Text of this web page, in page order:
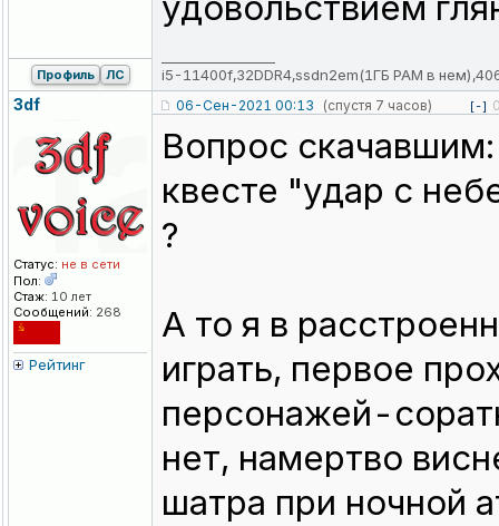
i5-11400f,32DDR4,ssdn2em(1ГБ РАМ в
Профиль ЛС
3df
Статус: не в сети
Пол:
Стаж: 10 лет
Сообщений: 268
Рейтинг
06-Сен-2021 00:13 (спустя 7 часов) [-]
Вопрос
квесте "удар с
?
А то я в
играть, первое
персонажей-
нет, намертво
шатра при ночной